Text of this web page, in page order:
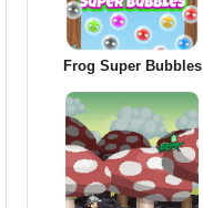
Frog Super Bubbles